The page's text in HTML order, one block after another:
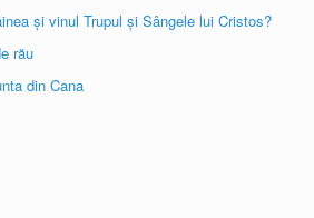
și vinul Trupul și Sângele lui Cristos?
rău
din Cana